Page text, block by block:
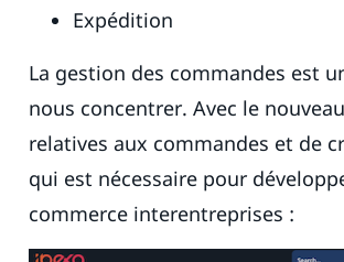
Expédition
La gestion des commandes est
nous concentrer. Avec le
relatives aux commandes et de
qui est nécessaire pour
commerce interentreprises :